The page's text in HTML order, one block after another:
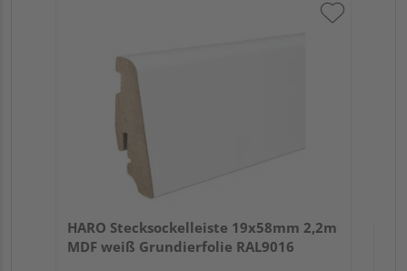
HARO Stecksockelleiste 19x58mm 2,2m
MDF weiß Grundierfolie RAL9016